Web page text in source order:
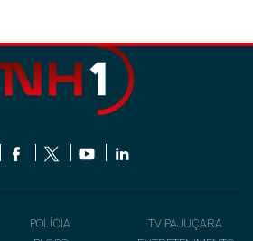
POLÍCIA
TV PAJUÇARA